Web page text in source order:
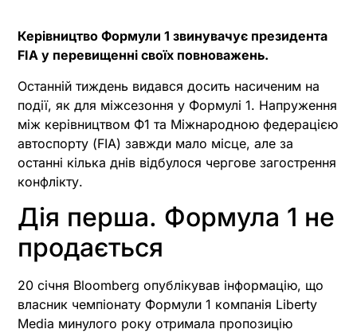
Керівництво Формули 1 звинувачує президента
FIA у перевищенні своїх повноважень.
Останній тиждень видався досить насиченим на
події, як для міжсезоння у Формулі 1. Напруження
між керівництвом Ф1 та Міжнародною федерацією
автоспорту (FIA) завжди мало місце, але за
останні кілька днів відбулося чергове загострення
конфлікту.
Дія перша. Формула 1 не
продається
20 січня Bloomberg опублікував інформацію, що
власник чемпіонату Формули 1 компанія Liberty
Media минулого року отримала пропозицію